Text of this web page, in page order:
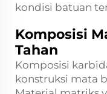
kondisi batuan
Komposisi
Tahan
Komposisi
konstruksi mata